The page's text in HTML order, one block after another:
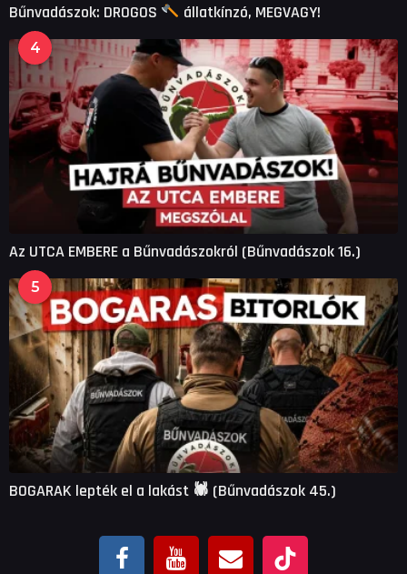
Bűnvadászok: DROGOS állatkínzó, MEGVAGY!
4
Az UTCA EMBERE a Bűnvadászokról (Bűnvadászok 16.)
5
BOGARAK lepték el a lakást 🕷 (Bűnvadászok 45.)